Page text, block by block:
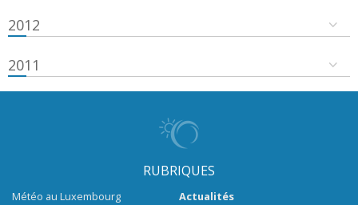
2012
2011
RUBRIQUES
Météo au Luxembourg
Actualités